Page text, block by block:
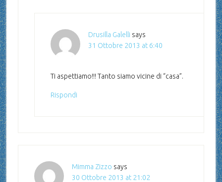
Drusilla Galelli says
31 Ottobre 2013 at 6:40
Ti aspettiamo!!! Tanto siamo vicine di “casa”.
Rispondi
Mimma Zizzo says
30 Ottobre 2013 at 21:02